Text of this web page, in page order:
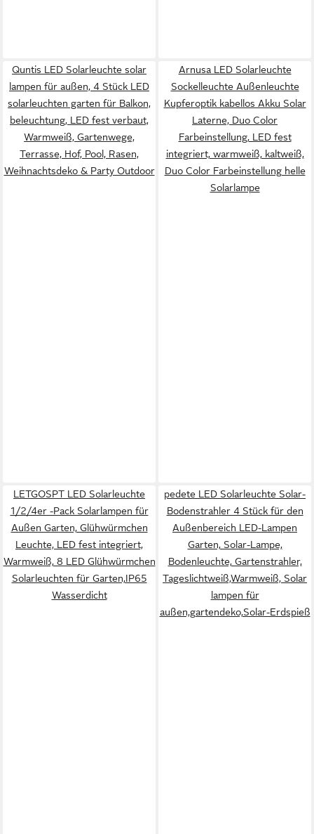
Quntis LED Solarleuchte solar
lampen für außen, 4 Stück LED
solarleuchten garten für Balkon,
beleuchtung, LED fest verbaut,
Warmweiß, Gartenwege,
Terrasse, Hof, Pool, Rasen,
Weihnachtsdeko & Party Outdoor
Arnusa LED Solarleuchte
Sockelleuchte Außenleuchte
Kupferoptik kabellos Akku Solar
Laterne, Duo Color
Farbeinstellung, LED fest
integriert, warmweiß, kaltweiß,
Duo Color Farbeinstellung helle
Solarlampe
LETGOSPT LED Solarleuchte
1/2/4er -Pack Solarlampen für
Außen Garten, Glühwürmchen
Leuchte, LED fest integriert,
Warmweiß, 8 LED Glühwürmchen
Solarleuchten für Garten,IP65
Wasserdicht
pedete LED Solarleuchte Solar-
Bodenstrahler 4 Stück für den
Außenbereich LED-Lampen
Garten, Solar-Lampe,
Bodenleuchte, Gartenstrahler,
Tageslichtweiß,Warmweiß, Solar
lampen für
außen,gartendeko,Solar-Erdspieß